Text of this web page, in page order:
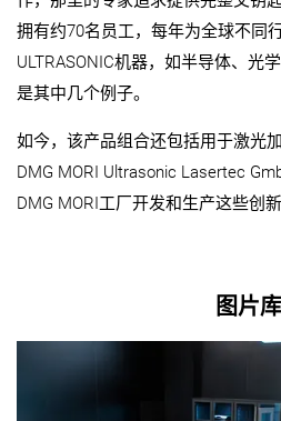
拥有约70名员工，每年为全球不同
ULTRASONIC机器，如半导体、光
是其中几个例子。
如今，该产品组合还包括用于激光
DMG MORI Ultrasonic Lasertec
DMG MORI工厂开发和生产这些创
图片库